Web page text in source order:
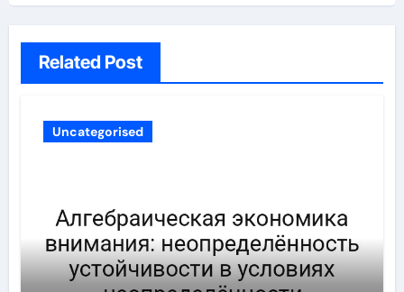
Related Post
Uncategorised